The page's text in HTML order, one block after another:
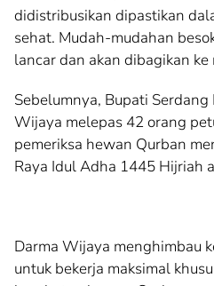
didistribusikan dipastikan
sehat. Mudah-mudahan
lancar dan akan dibagikan
Sebelumnya, Bupati Serdang
Wijaya melepas 42 orang
pemeriksa hewan Qurban
Raya Idul Adha 1445 Hijriah
Darma Wijaya menghimbau
untuk bekerja maksimal